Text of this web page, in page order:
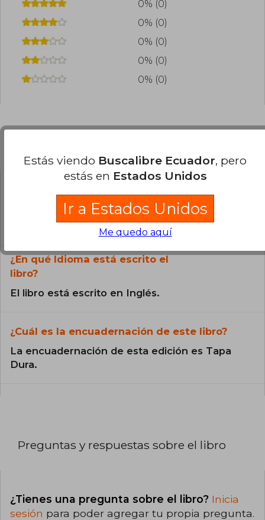
0% (0)
0% (0)
0% (0)
0% (0)
0% (0)
¿El libro es original?
Todos los libros de nuestro
catálogo son Originales.
¿En qué Idioma está escrito el
libro?
El libro está escrito en Inglés.
¿Cuál es la encuadernación de este libro?
La encuadernación de esta edición es Tapa
Dura.
Preguntas y respuestas sobre el libro
¿Tienes una pregunta sobre el libro? Inicia
sesión para poder agregar tu propia pregunta.
Estás viendo Buscalibre Ecuador, pero
estás en Estados Unidos
Ir a Estados Unidos
Me quedo aquí